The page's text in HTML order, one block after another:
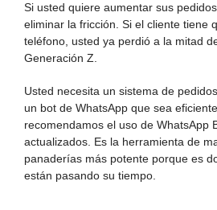
Si usted quiere aumentar sus
eliminar la fricción. Si el cliente tiene
teléfono, usted ya perdió a la mitad
Generación Z.
Usted necesita un sistema de
un bot de WhatsApp que sea
recomendamos el uso de WhatsApp
actualizados. Es la herramienta de
panaderías más potente porque es
están pasando su tiempo.